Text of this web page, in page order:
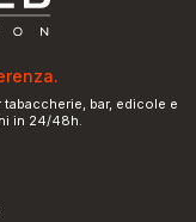
bar, edicole e
in 24/48h.